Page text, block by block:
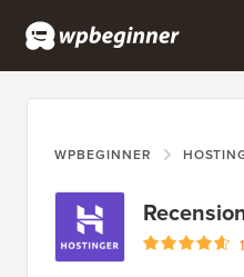
WPBEGINNER